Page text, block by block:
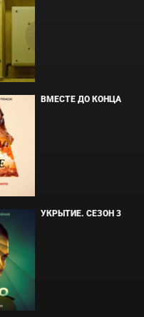
ВМЕСТЕ ДО КОНЦА
УКРЫТИЕ. СЕЗОН 3